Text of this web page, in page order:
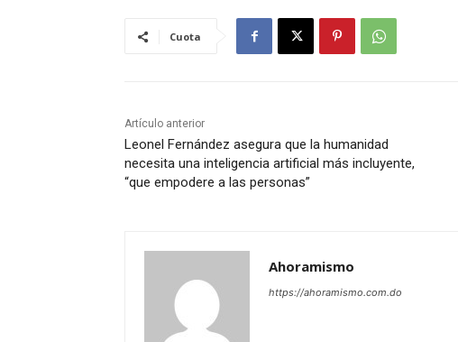
Cuota
Artículo anterior
Leonel Fernández asegura que la humanidad
necesita una inteligencia artificial más incluyente,
“que empodere a las personas”
Ahoramismo
https://ahoramismo.com.do